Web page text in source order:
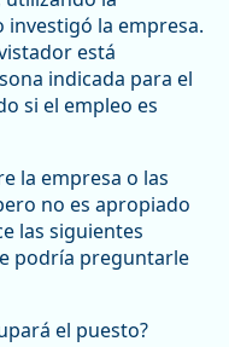
la empresa.
está
indicada para el
si el empleo es
la empresa o las
no es apropiado
las siguientes
podría preguntarle
el puesto?